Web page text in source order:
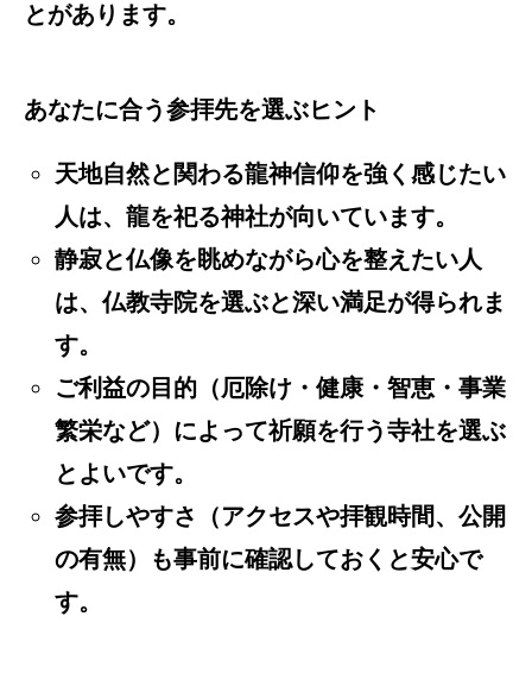
とがあります。
あなたに合う参拝先を選ぶヒント
天地自然と関わる龍神信仰を強く感じたい
人は、龍を祀る神社が向いています。
静寂と仏像を眺めながら心を整えたい人
は、仏教寺院を選ぶと深い満足が得られま
す。
ご利益の目的（厄除け・健康・智恵・事業
繁栄など）によって祈願を行う寺社を選ぶ
とよいです。
参拝しやすさ（アクセスや拝観時間、公開
の有無）も事前に確認しておくと安心で
す。